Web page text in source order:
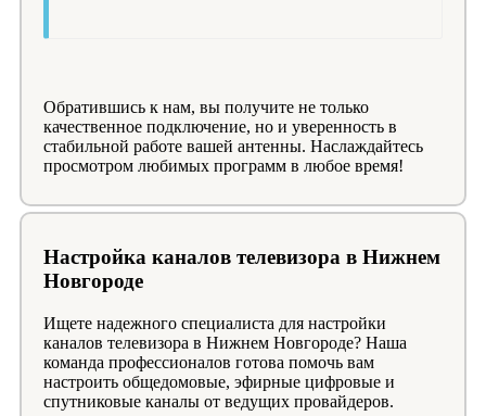
Обратившись к нам, вы получите не только
качественное подключение, но и уверенность в
стабильной работе вашей антенны. Наслаждайтесь
просмотром любимых программ в любое время!
Настройка каналов телевизора в Нижнем
Новгороде
Ищете надежного специалиста для настройки
каналов телевизора в Нижнем Новгороде? Наша
команда профессионалов готова помочь вам
настроить общедомовые, эфирные цифровые и
спутниковые каналы от ведущих провайдеров.